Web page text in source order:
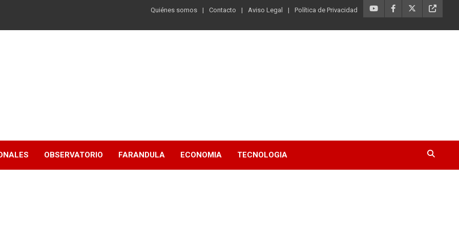
Quiénes somos Contacto Aviso Legal Política de Privacidad
OBSERVATORIO FARANDULA ECONOMIA TECNOLOGIA